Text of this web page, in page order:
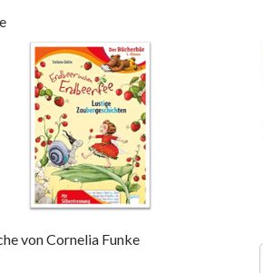
von Cornelia Funke